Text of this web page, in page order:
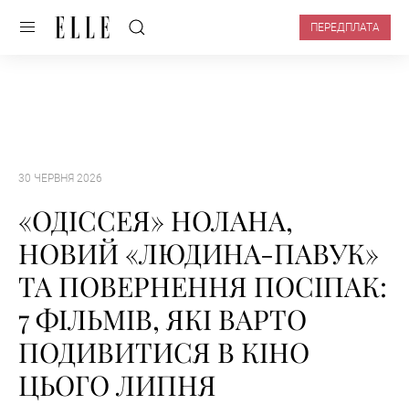
ПЕРЕДПЛАТА
30 ЧЕРВНЯ 2026
«ОДІССЕЯ» НОЛАНА,
НОВИЙ «ЛЮДИНА-ПАВУК»
ТА ПОВЕРНЕННЯ ПОСІПАК:
7 ФІЛЬМІВ, ЯКІ ВАРТО
ПОДИВИТИСЯ В КІНО
ЦЬОГО ЛИПНЯ